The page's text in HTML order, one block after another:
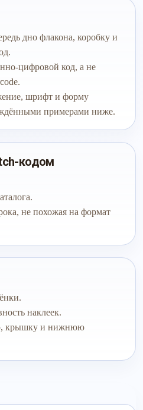
дно флакона, коробку и
цифровой код, а не
шрифт и форму
примерами ниже.
кодом
не похожая на формат
наклеек.
крышку и нижнюю